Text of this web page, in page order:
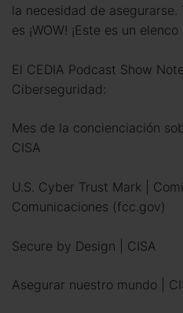
la necesidad de
es ¡WOW! ¡Este es un
El CEDIA Podcast Show
Ciberseguridad:
Mes de la concienciación
CISA
U.S. Cyber Trust Mark |
Comunicaciones (fcc.gov)
Secure by Design | CISA
Asegurar nuestro mundo |